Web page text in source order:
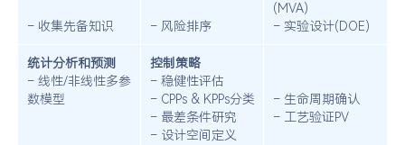
(MVA)
– 收集先备知识
– 风险排序 – 实验设计(DOE)
统计分析和预测
控制策略
– 线性/非线性多参
数模型
– 稳健性评估
– CPPs & KPPs分类
– 生命周期确认
– 最差条件研究
– 工艺验证PV
– 设计空间定义